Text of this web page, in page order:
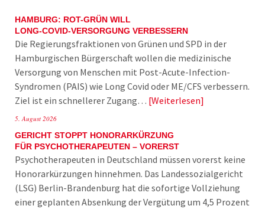
HAMBURG: ROT-GRÜN WILL
LONG-COVID-VERSORGUNG VERBESSERN
Die Regierungsfraktionen von Grünen und SPD in der
Hamburgischen Bürgerschaft wollen die medizinische
Versorgung von Menschen mit Post-Acute-Infection-
Syndromen (PAIS) wie Long Covid oder ME/CFS verbessern.
Ziel ist ein schnellerer Zugang… Weiterlesen
5. August 2026
GERICHT STOPPT HONORARKÜRZUNG
FÜR PSYCHOTHERAPEUTEN – VORERST
Psychotherapeuten in Deutschland müssen vorerst keine
Honorarkürzungen hinnehmen. Das Landessozialgericht
(LSG) Berlin-Brandenburg hat die sofortige Vollziehung
einer geplanten Absenkung der Vergütung um 4,5 Prozent